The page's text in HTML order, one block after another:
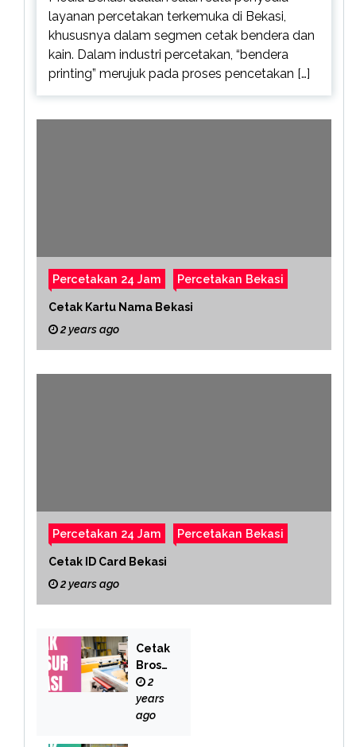
layanan percetakan terkemuka di Bekasi,
khususnya dalam segmen cetak bendera dan
kain. Dalam industri percetakan, “bendera
printing” merujuk pada proses pencetakan […]
Percetakan 24 Jam Percetakan Bekasi
Cetak Kartu Nama Bekasi
2 years ago
Percetakan 24 Jam Percetakan Bekasi
Cetak ID Card Bekasi
2 years ago
Cetak
Brosu
r
Bekas
i
2
years
ago